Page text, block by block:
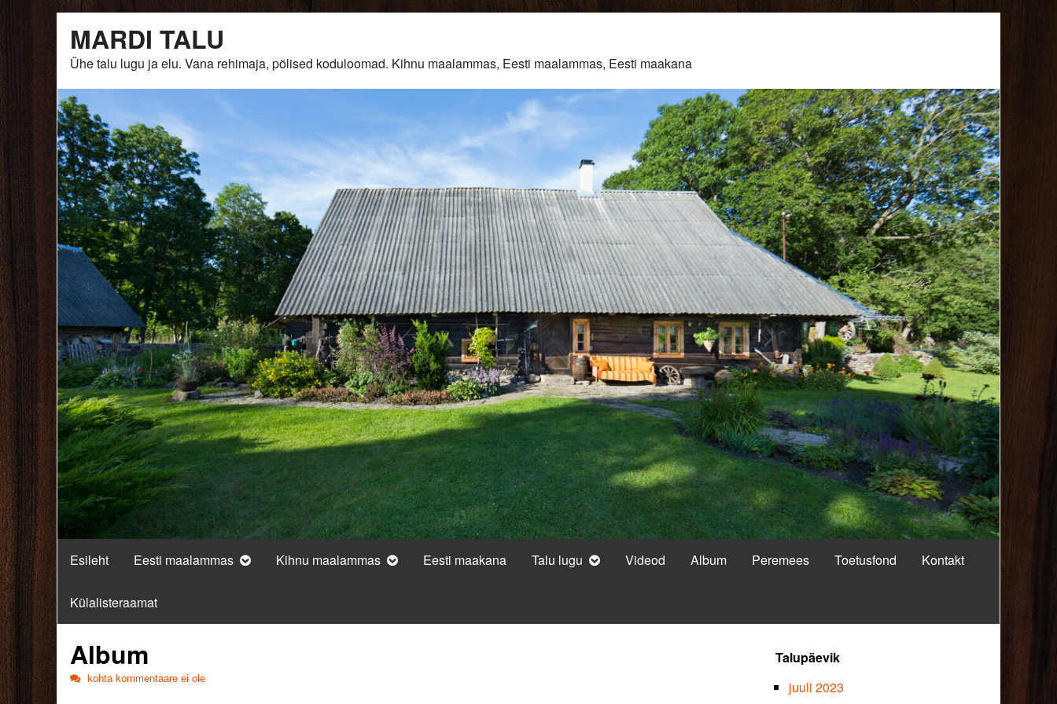
content
MARDI TALU
Ühe talu lugu ja elu. Vana rehimaja, põlised koduloomad. Kihnu maalammas, Eesti maalammas, Eesti maakana
Esileht Eesti maalammas Kihnu maalammas Eesti maakana Talu lugu Videod Album Peremees Toetusfond Kontakt
Külalisteraamat
Album
Album
kohta kommentaare ei ole
Primary
Sidebar
Talupäevik
juuli 2023